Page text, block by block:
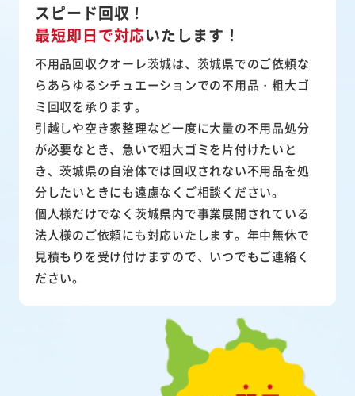
スピード回収！
最短即日で対応いたします！
不用品回収クオーレ茨城は、茨城県でのご依頼な
らあらゆるシチュエーションでの不用品・粗大ゴ
ミ回収を承ります。
引越しや空き家整理など一度に大量の不用品処分
が必要なとき、急いで粗大ゴミを片付けたいと
き、茨城県の自治体では回収されない不用品を処
分したいときにも遠慮なくご相談ください。
個人様だけでなく茨城県内で事業展開されている
法人様のご依頼にも対応いたします。年中無休で
見積もりを受け付けますので、いつでもご連絡く
ださい。